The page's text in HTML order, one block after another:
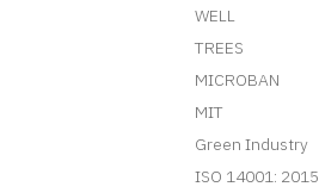
WELL
TREES
MICROBAN
MIT
Green Industry
ISO 14001: 2015